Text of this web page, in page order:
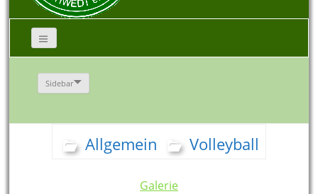
Sidebar
Allgemein Volleyball
Galerie